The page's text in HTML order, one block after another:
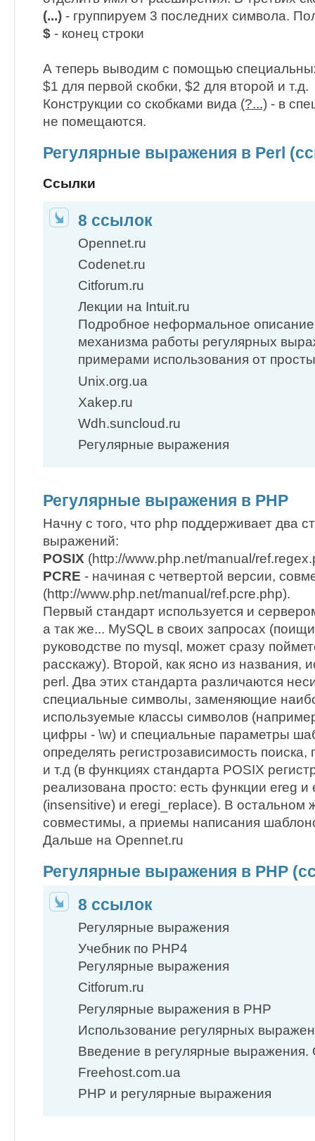
(...) - группируем 3 последних символа.
$ - конец строки
А теперь выводим с помощью
$1 для первой скобки, $2 для второй и т.д.
Конструкции со скобками вида (?...) - в
не помещаются.
Регулярные выражения в Perl
Ссылки
8 ссылок
Opennet.ru
Codenet.ru
Citforum.ru
Лекции на Intuit.ru
Подробное неформальное описание
механизма работы регулярных
примерами использования от
Unix.org.ua
Xakep.ru
Wdh.suncloud.ru
Регулярные выражения
Регулярные выражения в PHP
Начну с того, что php поддерживает два
выражений:
POSIX (http://www.php.net/manual/
PCRE - начиная с четвертой версии,
(http://www.php.net/manual/ref.pcre.php).
Первый стандарт используется и
а так же... MySQL в своих запросах
руководстве по mysql, может сразу
расскажу). Второй, как ясно из названия,
perl. Два этих стандарта различаются
специальные символы, заменяющие
используемые классы символов
цифры - \w) и специальные параметры
определять регистрозависимость поиска,
и т.д (в функциях стандарта POSIX
реализована просто: есть функции ereg
(insensitive) и eregi_replace). В остальном
совместимы, а приемы написания
Дальше на Оpennet.ru
Регулярные выражения в PHP
8 ссылок
Регулярные выражения
Учебник по PHP4
Регулярные выражения
Сitforum.ru
Регулярные выражения в PHP
Использование регулярных
Введение в регулярные выражения.
Freehost.com.ua
PHP и регулярные выражения